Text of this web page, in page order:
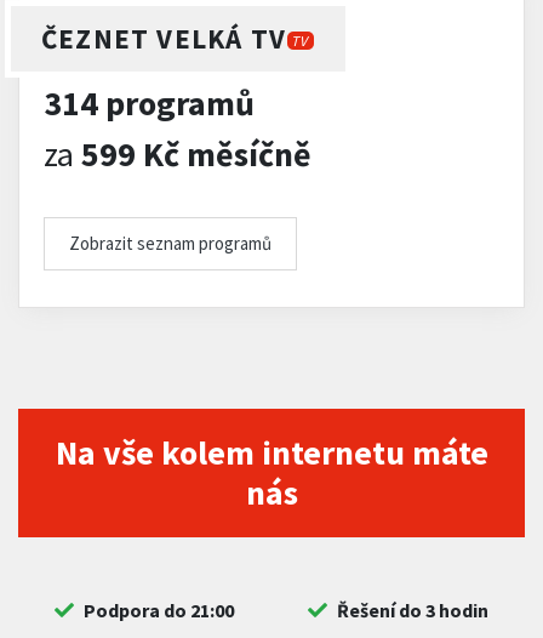
ČEZNET VELKÁ TV TV
314 programů
za 599 Kč měsíčně
Zobrazit seznam programů
Na vše kolem internetu máte
nás
Podpora do 21:00 Řešení do 3 hodin